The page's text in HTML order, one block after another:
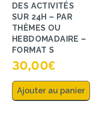
DES ACTIVITÉS
SUR 24H – PAR
THÈMES OU
HEBDOMADAIRE –
FORMAT S
30,00€
Ajouter au panier